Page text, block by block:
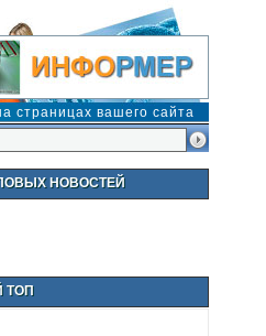
страницах вашего сайта
НОВОСТЕЙ
ТОП